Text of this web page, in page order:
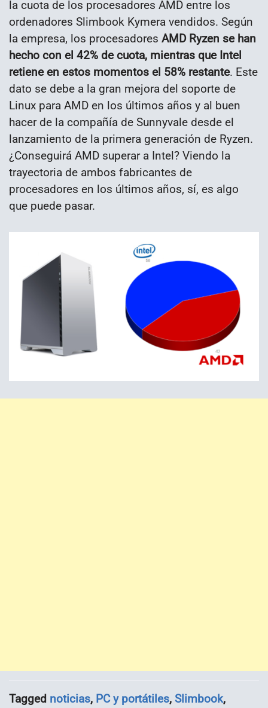
la cuota de los procesadores AMD entre los
ordenadores Slimbook Kymera vendidos. Según
la empresa, los procesadores AMD Ryzen se han
hecho con el 42% de cuota, mientras que Intel
retiene en estos momentos el 58% restante. Este
dato se debe a la gran mejora del soporte de
Linux para AMD en los últimos años y al buen
hacer de la compañía de Sunnyvale desde el
lanzamiento de la primera generación de Ryzen.
¿Conseguirá AMD superar a Intel? Viendo la
trayectoria de ambos fabricantes de
procesadores en los últimos años, sí, es algo
que puede pasar.
Tagged noticias, PC y portátiles, Slimbook,